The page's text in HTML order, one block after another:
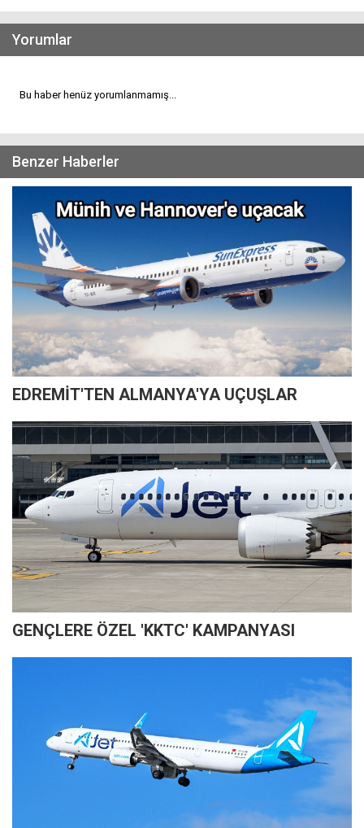
Yorumlar
Bu haber henüz yorumlanmamış...
Benzer Haberler
EDREMİT'TEN ALMANYA'YA UÇUŞLAR
GENÇLERE ÖZEL 'KKTC' KAMPANYASI